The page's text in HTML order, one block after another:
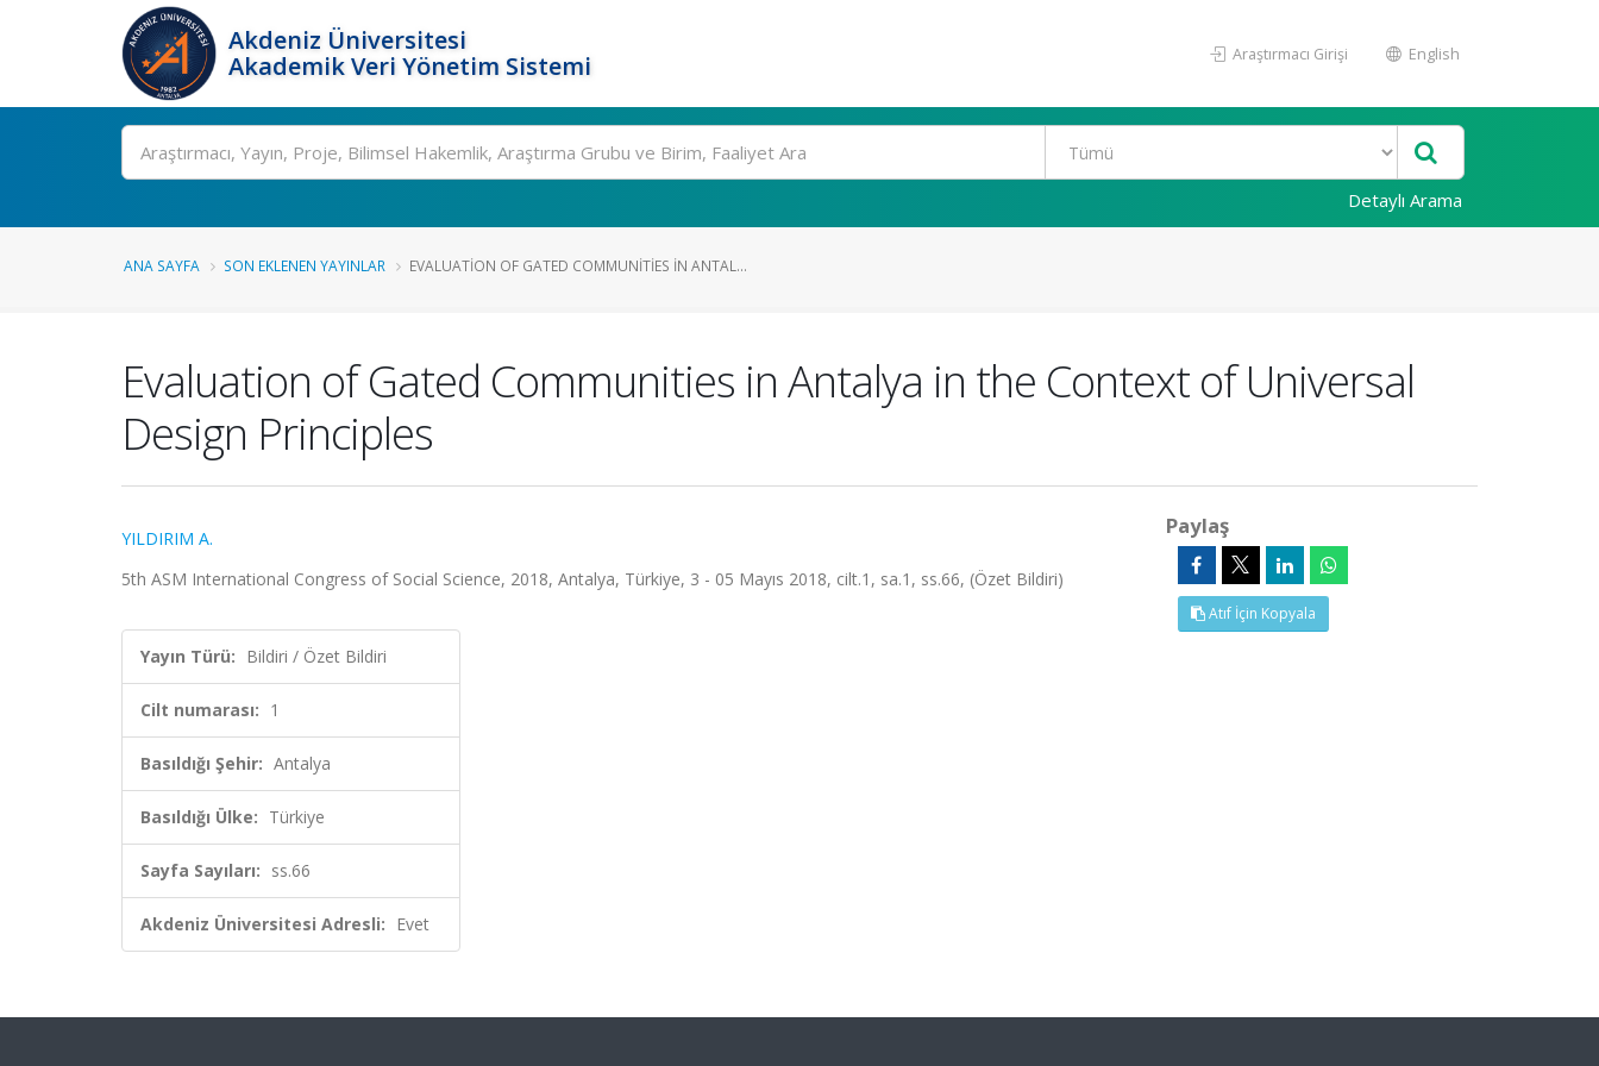
Akdeniz Üniversitesi
Akademik Veri Yönetim Sistemi
Araştırmacı Girişi English
Ara
Detaylı Arama
ANA SAYFA SON EKLENEN YAYINLAR EVALUATION OF GATED COMMUNITIES IN ANTAL...
Evaluation of Gated Communities in Antalya in the Context of Universal
Design Principles
YILDIRIM A.
5th ASM International Congress of Social Science, 2018, Antalya, Türkiye, 3 - 05 Mayıs 2018, cilt.1, sa.1, ss.66, (Özet Bildiri)
Yayın Türü: Bildiri / Özet Bildiri
Cilt numarası: 1
Basıldığı Şehir: Antalya
Basıldığı Ülke: Türkiye
Sayfa Sayıları: ss.66
Akdeniz Üniversitesi Adresli: Evet
Paylaş
Atıf İçin Kopyala